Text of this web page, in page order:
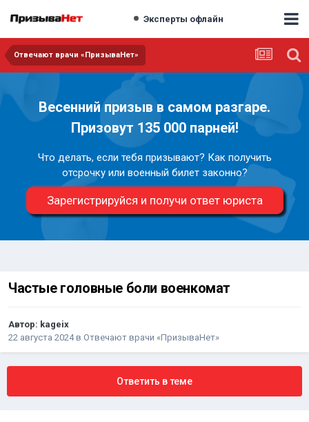
Эксперты офлайн
Отвечают врачи «ПризываНет»
Весенний призыв в самом разгаре.
Призовут 135 000 парней!
Что делать, если тебя призывают? Как получить
отсрочку или военный билет законно?
Зарегистрируйся и получи ответ юриста
Частые головные боли военкомат
Автор: kageix
22 августа 2024в Отвечают врачи «ПризываНет»
Ответить в теме